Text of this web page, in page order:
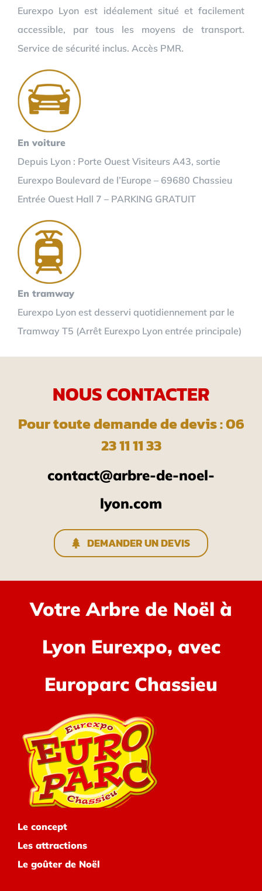
Eurexpo Lyon est idéalement situé et facilement
accessible, par tous les moyens de transport.
Service de sécurité inclus. Accès PMR.
En voiture
Depuis Lyon : Porte Ouest Visiteurs A43, sortie
Eurexpo Boulevard de l’Europe – 69680 Chassieu
Entrée Ouest Hall 7 – PARKING GRATUIT
En tramway
Eurexpo Lyon est desservi quotidiennement par le
Tramway T5 (Arrêt Eurexpo Lyon entrée principale)
NOUS CONTACTER
Pour toute demande de devis : 06
23 11 11 33
contact@arbre-de-noel-
lyon.com
DEMANDER UN DEVIS
Votre Arbre de Noël à
Lyon Eurexpo, avec
Europarc Chassieu
Le concept
Les attractions
Le goûter de Noël